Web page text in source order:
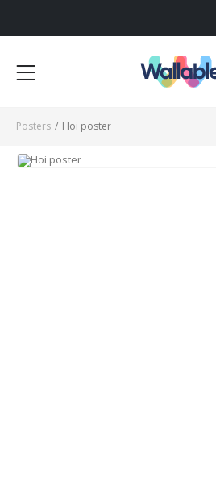
Voor 12:00 uur besteld, dezelfde
Posters / Hoi poster